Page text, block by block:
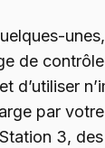
de
d’utiliser
par
3,